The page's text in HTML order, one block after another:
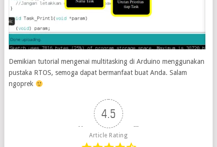
Demikian tutorial mengenai multitasking di Arduino menggunakan
pustaka RTOS, semoga dapat bermanfaat buat Anda. Salam
ngoprek
4.5
Article Rating